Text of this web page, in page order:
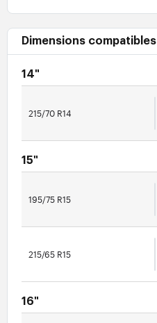
Dimensions compatibles
14"
215/70 R14
15"
195/75 R15
215/65 R15
16"